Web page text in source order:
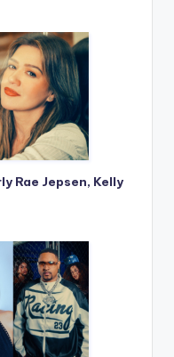
Rae Jepsen, Kelly